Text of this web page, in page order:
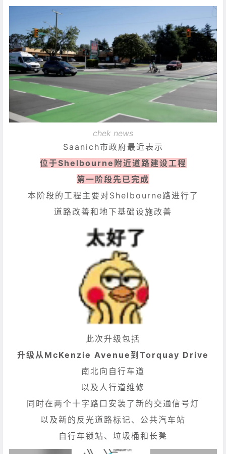
chek news
Saanich市政府最近表示
位于Shelbourne附近道路建设工程
第一阶段先已完成
本阶段的工程主要对Shelbourne路进行了
道路改善和地下基础设施改善
此次升级包括
升级从McKenzie Avenue到Torquay Drive
南北向自行车道
以及人行道维修
同时在两个十字路口安装了新的交通信号灯
以及新的反光道路标记、公共汽车站
自行车锁站、垃圾桶和长凳